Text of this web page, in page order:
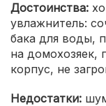
Достоинства:
увлажнитель:
бака для воды,
на домохозяек,
корпус, не
Недостатки: